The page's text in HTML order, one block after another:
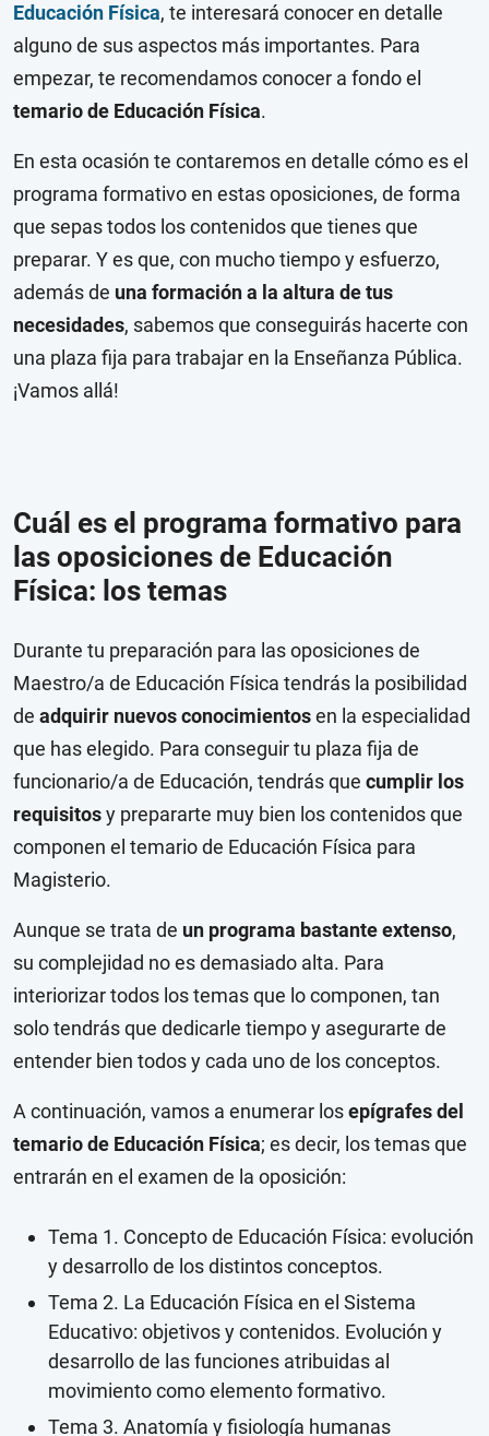
Educación Física, te interesará conocer en detalle
alguno de sus aspectos más importantes. Para
empezar, te recomendamos conocer a fondo el
temario de Educación Física.
En esta ocasión te contaremos en detalle cómo es el
programa formativo en estas oposiciones, de forma
que sepas todos los contenidos que tienes que
preparar. Y es que, con mucho tiempo y esfuerzo,
además de una formación a la altura de tus
necesidades, sabemos que conseguirás hacerte con
una plaza fija para trabajar en la Enseñanza Pública.
¡Vamos allá!
Cuál es el programa formativo para
las oposiciones de Educación
Física: los temas
Durante tu preparación para las oposiciones de
Maestro/a de Educación Física tendrás la posibilidad
de adquirir nuevos conocimientosen la especialidad
que has elegido. Para conseguir tu plaza fija de
funcionario/a de Educación, tendrás que cumplir los
requisitosy prepararte muy bien los contenidos que
componen el temario de Educación Física para
Magisterio.
Aunque se trata de un programa bastante extenso,
su complejidad no es demasiado alta. Para
interiorizar todos los temas que lo componen, tan
solo tendrás que dedicarle tiempo y asegurarte de
entender bien todos y cada uno de los conceptos.
A continuación, vamos a enumerar losepígrafes del
temario de Educación Física; es decir, los temas que
entrarán en el examen de la oposición:
Tema 1. Concepto de Educación Física: evolución
y desarrollo de los distintos conceptos.
Tema 2. La Educación Física en el Sistema
Educativo: objetivos y contenidos. Evolución y
desarrollo de las funciones atribuidas al
movimiento como elemento formativo.
Tema 3. Anatomía y fisiología humanas